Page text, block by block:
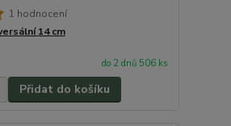
1 hodnocení
14 cm
do 2 dnů 506 ks
Přidat do košíku